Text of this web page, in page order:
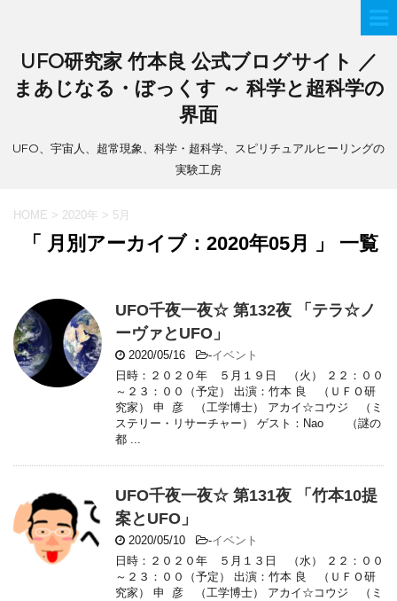
UFO研究家 竹本良 公式ブログサイト ／
まあじなる・ぼっくす ～ 科学と超科学の
界面
UFO、宇宙人、超常現象、科学・超科学、スピリチュアルヒーリングの
実験工房
HOME > 2020年 > 5月
「 月別アーカイブ：2020年05月 」 一覧
UFO千夜一夜☆ 第132夜 「テラ☆ノ
ーヴァとUFO」
2020/05/16 -イベント
日時：２０２０年 ５月１９日 （火） ２２：００
～２３：００（予定） 出演：竹本 良 （ＵＦＯ研
究家） 申 彦 （工学博士） アカイ☆コウジ （ミ
ステリー・リサーチャー） ゲスト：Nao （謎の
都 ...
UFO千夜一夜☆ 第131夜 「竹本10提
案とUFO」
2020/05/10 -イベント
日時：２０２０年 ５月１３日 （水） ２２：００
～２３：００（予定） 出演：竹本 良 （ＵＦＯ研
究家） 申 彦 （工学博士） アカイ☆コウジ （ミ